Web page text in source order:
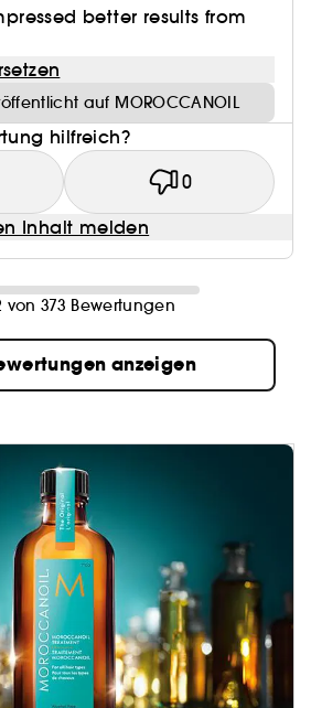
better results from
auf MOROCCANOIL
hilfreich?
0
Inhalt melden
von 373 Bewertungen
anzeigen